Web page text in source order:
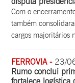
Com o
também
cargos majoritários
FERROVIA -23/
Rumo conclui